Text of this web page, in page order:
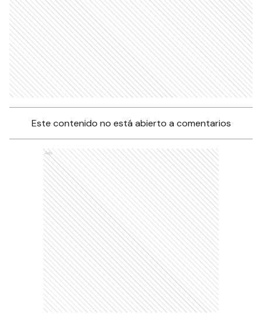
Este contenido no está abierto a comentarios
Ads